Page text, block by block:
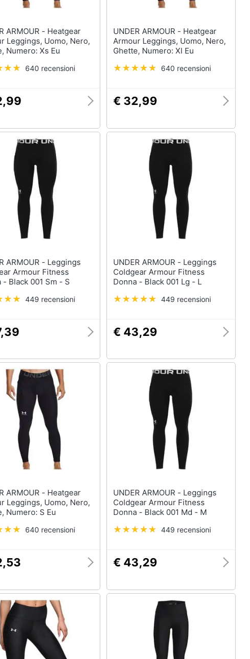
- Heatgear
Leggings, Uomo, Nero,
Numero: Xs Eu
640 recensioni
UNDER ARMOUR - Heatgear
Armour Leggings, Uomo, Nero,
Ghette, Numero: Xl Eu
640 recensioni
€ 32,99
- Leggings
Armour Fitness
- Black 001 Sm - S
449 recensioni
UNDER ARMOUR - Leggings
Coldgear Armour Fitness
Donna - Black 001 Lg - L
449 recensioni
€ 43,29
- Heatgear
Leggings, Uomo, Nero,
Numero: S Eu
640 recensioni
UNDER ARMOUR - Leggings
Coldgear Armour Fitness
Donna - Black 001 Md - M
449 recensioni
€ 43,29